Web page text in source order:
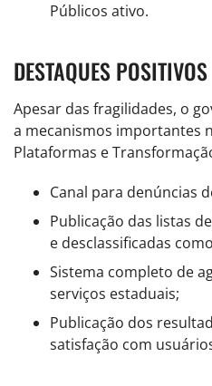
Públicos ativo.
DESTAQUES POSITIVOS
Apesar das fragilidades, o
a mecanismos importantes
Plataformas e
Canal para denúncias
Publicação das listas
e desclassificadas
Sistema completo de
serviços estaduais;
Publicação dos
satisfação com